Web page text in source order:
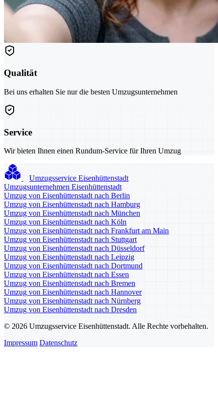
Qualität
Bei uns erhalten Sie nur die besten Umzugsunternehmen
Service
Wir bieten Ihnen einen Rundum-Service für Ihren Umzug
Umzugsservice Eisenhüttenstadt
Umzugsunternehmen Eisenhüttenstadt
Umzug von Eisenhüttenstadt nach Berlin
Umzug von Eisenhüttenstadt nach Hamburg
Umzug von Eisenhüttenstadt nach München
Umzug von Eisenhüttenstadt nach Köln
Umzug von Eisenhüttenstadt nach Frankfurt am Main
Umzug von Eisenhüttenstadt nach Stuttgart
Umzug von Eisenhüttenstadt nach Düsseldorf
Umzug von Eisenhüttenstadt nach Leipzig
Umzug von Eisenhüttenstadt nach Dortmund
Umzug von Eisenhüttenstadt nach Essen
Umzug von Eisenhüttenstadt nach Bremen
Umzug von Eisenhüttenstadt nach Hannover
Umzug von Eisenhüttenstadt nach Nürnberg
Umzug von Eisenhüttenstadt nach Dresden
© 2026 Umzugsservice Eisenhüttenstadt. Alle Rechte vorbehalten.
Impressum Datenschutz